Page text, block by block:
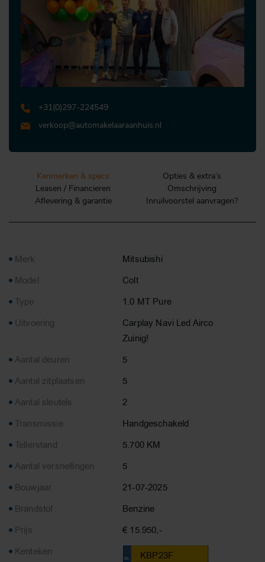
+31 (0)297-224549
verkoop@automakelaaraanhuis.nl
Kenmerken & specs
Opties & extra’s
Leasen / Financieren
Omschrijving
Aflevering & garantie
Inruilvoorstel aanvragen?
Merk
Mitsubishi
Model
Colt
Type
1.0 MT Pure
Uitvoering
Carplay Navi Led Airco
Zuinig!
Aantal deuren
5
Aantal zitplaatsen
5
Aantal sleutels
2
Transmissie
Handgeschakeld
Tellerstand
5.700 KM
Aantal versnellingen
5
Bouwjaar
21-07-2025
Brandstof
Benzine
Prijs
€ 15.950,-
Kenteken
KBP23F